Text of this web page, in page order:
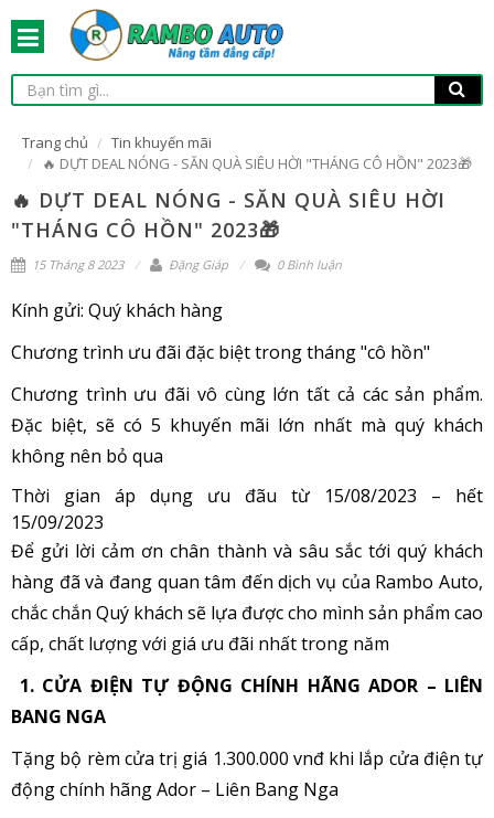
Trang chủ
Tin khuyến mãi
🔥 DỰT DEAL NÓNG - SĂN QUÀ SIÊU HỜI "THÁNG CÔ HỒN" 2023🎁
🔥 DỰT DEAL NÓNG - SĂN QUÀ SIÊU HỜI
"THÁNG CÔ HỒN" 2023🎁
15 Tháng 8 2023 Đặng Giáp 0 Bình luận
Kính gửi: Quý khách hàng
Chương trình ưu đãi đặc biệt trong tháng "cô hồn"
Chương trình ưu đãi vô cùng lớn tất cả các sản phẩm.
Đặc biệt, sẽ có 5 khuyến mãi lớn nhất mà quý khách
không nên bỏ qua
Thời gian áp dụng ưu đãu từ 15/08/2023 – hết
15/09/2023
Để gửi lời cảm ơn chân thành và sâu sắc tới quý khách
hàng đã và đang quan tâm đến dịch vụ của Rambo Auto,
chắc chắn Quý khách sẽ lựa được cho mình sản phẩm cao
cấp, chất lượng với giá ưu đãi nhất trong năm
1. CỬA ĐIỆN TỰ ĐỘNG CHÍNH HÃNG ADOR – LIÊN
BANG NGA
Tặng bộ rèm cửa trị giá 1.300.000 vnđ khi lắp cửa điện tự
động chính hãng Ador – Liên Bang Nga